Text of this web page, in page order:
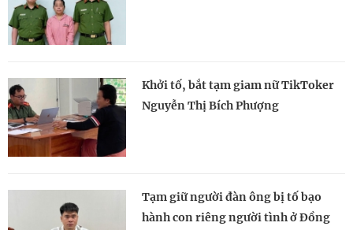
Khởi tố, bắt tạm giam nữ TikToker
Nguyễn Thị Bích Phượng
Tạm giữ người đàn ông bị tố bạo
hành con riêng người tình ở Đồng